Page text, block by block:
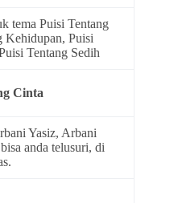
tema Puisi Tentang
Kehidupan, Puisi
Tentang Sedih
Cinta
Yasiz, Arbani
anda telusuri, di